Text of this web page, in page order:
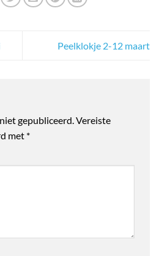
Peelklokje 2-12 maart
gepubliceerd. Vereiste
met *